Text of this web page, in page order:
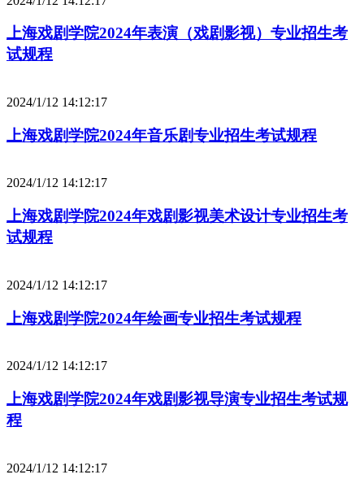
上海戏剧学院2024年表演（戏剧影视）专业招生考
试规程
2024/1/12 14:12:17
上海戏剧学院2024年音乐剧专业招生考试规程
2024/1/12 14:12:17
上海戏剧学院2024年戏剧影视美术设计专业招生考
试规程
2024/1/12 14:12:17
上海戏剧学院2024年绘画专业招生考试规程
2024/1/12 14:12:17
上海戏剧学院2024年戏剧影视导演专业招生考试规
程
2024/1/12 14:12:17